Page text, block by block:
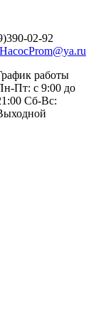
02-92
HacocProm@ya.ru
работы
Пт: с 9:00 до
Сб-Вс: